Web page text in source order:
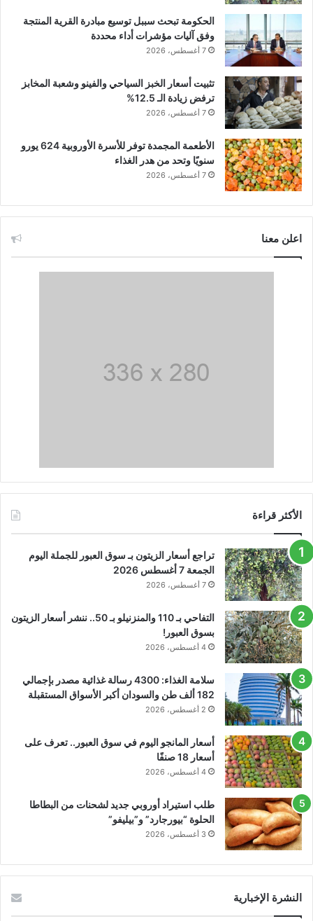
الحكومة تبحث سببل توسيع مبادرة القرية المنتجة
وفق آليات مؤشرات أداء محددة
7 أغسطس، 2026
تثبيت أسعار الخبز السياحي والفينو وشعبة المخابز
ترفض زيادة الـ 12.5%
7 أغسطس، 2026
الأطعمة المجمدة توفر للأسرة الأوروبية 624 يورو
سنويًا وتحد من هدر الغذاء
7 أغسطس، 2026
اعلن معنا
الأكثر قراءة
تراجع أسعار الزيتون بـ سوق العبور للجملة اليوم
الجمعة 7 أغسطس 2026
7 أغسطس، 2026
التفاحي بـ 110 والمنزنيلو بـ 50.. ننشر أسعار الزيتون
بسوق العبور!
4 أغسطس، 2026
سلامة الغذاء: 4300 رسالة غذائية مصدر بإجمالي
182 ألف طن والسودان أكبر الأسواق المستقبلة
2 أغسطس، 2026
أسعار المانجو اليوم في سوق العبور.. تعرف على
أسعار 18 صنفًا
4 أغسطس، 2026
طلب استيراد أوروبي جديد لشحنات من البطاطا
الحلوة “بيورجارد” و”بيليفو”
3 أغسطس، 2026
النشرة الإخبارية